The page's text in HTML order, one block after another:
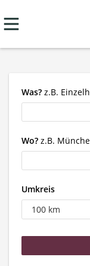
Was? z.B.
Wo? z.B.
Umkreis